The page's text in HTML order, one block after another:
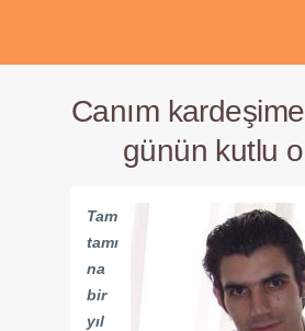
Canım
günün kutlu
Tam
tamı
na
bir
yıl